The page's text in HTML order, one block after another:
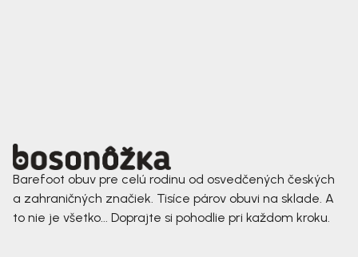
Barefoot obuv pre celú rodinu od osvedčených českých
a zahraničných značiek. Tisíce párov obuvi na sklade. A
to nie je všetko... Doprajte si pohodlie pri každom kroku.